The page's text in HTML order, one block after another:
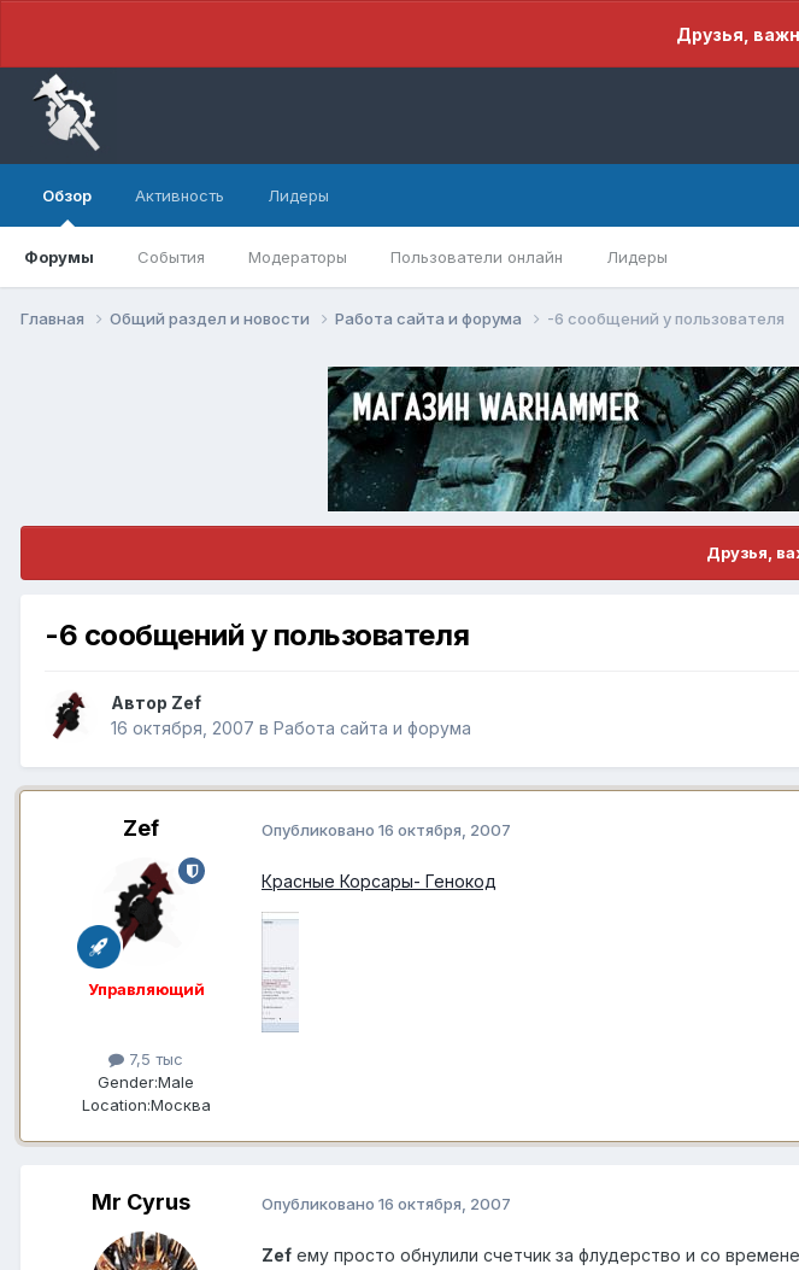
Друзья,
Обзор
Форумы События Модераторы Пользователи онлайн Лидеры
Активность Лидеры
Главная Общий раздел и новости Работа сайта и форума -6 сообщений у пользователя
Друзья,
-6 сообщений у пользователя
Автор Zef
16 октября, 2007 в Работа сайта и форума
Zef
Управляющий
7,5 тыс
Gender:Male
Location:Москва
Опубликовано 16 октября, 2007
Красные Корсары- Генокод
Mr Cyrus Опубликовано 16 октября, 2007
Zef ему просто обнулили счетчик за флудерство и со